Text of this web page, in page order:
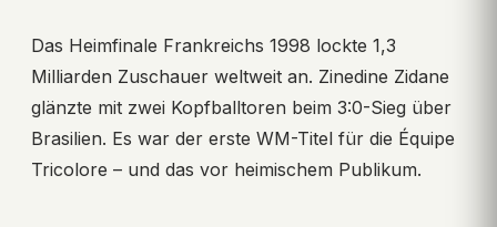
Das Heimfinale Frankreichs 1998 lockte 1,3
Milliarden Zuschauer weltweit an. Zinedine Zidane
glänzte mit zwei Kopfballtoren beim 3:0-Sieg über
Brasilien. Es war der erste WM-Titel für die Équipe
Tricolore – und das vor heimischem Publikum.